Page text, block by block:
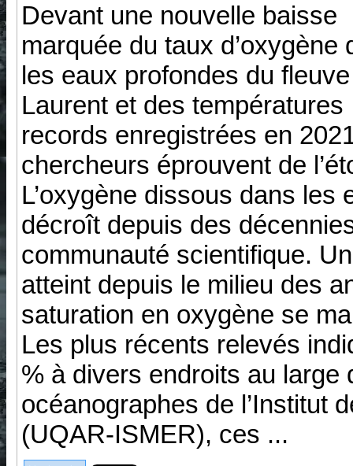
Devant une nouvelle baisse
marquée du taux d’oxygène
les eaux profondes du
Laurent et des températures
records enregistrées en
chercheurs éprouvent de
L’oxygène dissous dans
décroît depuis des
communauté scientifique.
atteint depuis le milieu des
saturation en oxygène se
Les plus récents relevés
% à divers endroits au large
océanographes de l’Institut
(UQAR-ISMER), ces ...